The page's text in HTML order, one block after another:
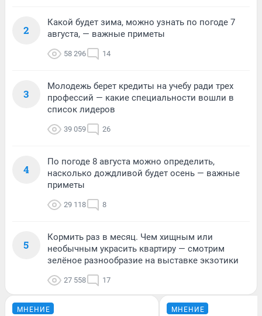
2
Какой будет зима, можно узнать по погоде 7
августа, — важные приметы
58 296 14
3
Молодежь берет кредиты на учебу ради трех
профессий — какие специальности вошли в
список лидеров
39 059 26
4
По погоде 8 августа можно определить,
насколько дождливой будет осень — важные
приметы
29 118 8
5
Кормить раз в месяц. Чем хищным или
необычным украсить квартиру — смотрим
зелёное разнообразие на выставке экзотики
27 558 17
МНЕНИЕ МНЕНИЕ